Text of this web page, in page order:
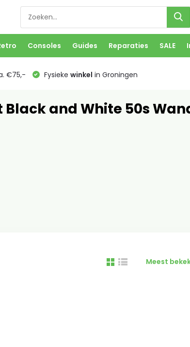
Consoles Guides Reparaties SALE
€75,- Fysieke winkel in Groningen
and White 50s
Meest